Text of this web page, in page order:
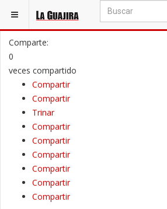
ESTÁ AQUÍ: LA GUAJIRA MUNICIPIO
Comparte:
0
veces compartido
Compartir
Compartir
Trinar
Compartir
Compartir
Compartir
Compartir
Compartir
Compartir